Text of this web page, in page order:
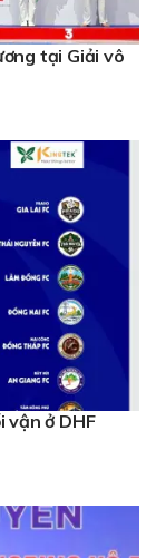
tại Giải vô
vận ở DHF